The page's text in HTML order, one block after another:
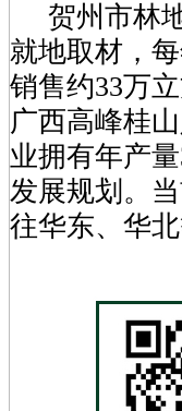
贺州市林地
就地取材，
销售约33万
广西高峰桂
业拥有年产
发展规划。
往华东、华